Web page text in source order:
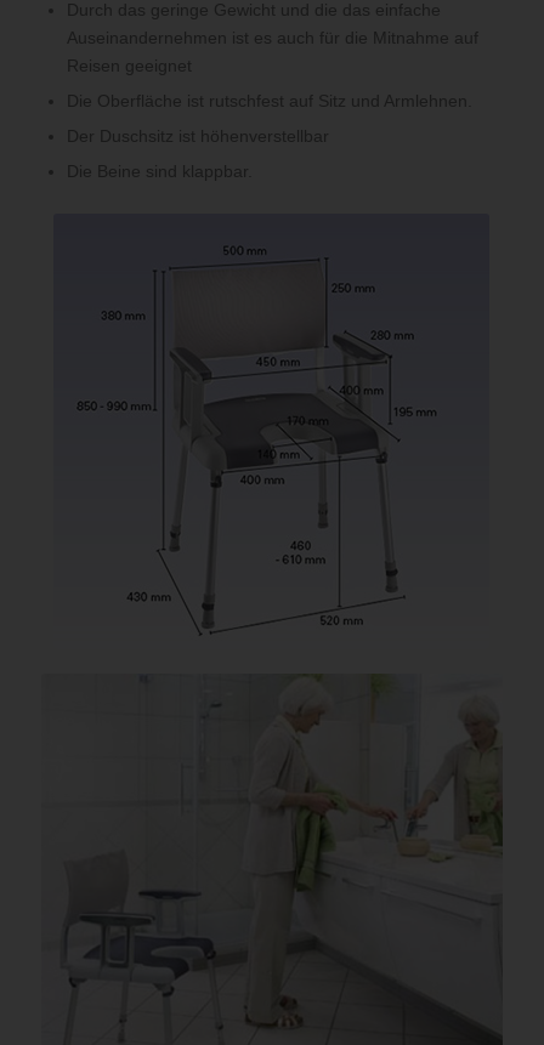
Durch das geringe Gewicht und die das einfache
Auseinandernehmen ist es auch für die Mitnahme auf
Reisen geeignet
Die Oberfläche ist rutschfest auf Sitz und Armlehnen.
Der Duschsitz ist höhenverstellbar
Die Beine sind klappbar.
Bildquelle Invacare